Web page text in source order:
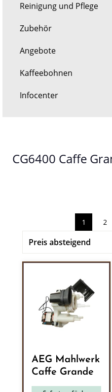
Reinigung und Pflege
Zubehör
Angebote
Kaffeebohnen
Infocenter
CG6400 Caffe
Seite
1 2
AEG Mahlwerk
Caffe Grande